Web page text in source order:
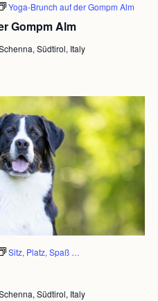
Gompm Alm
Yoga-Brunch auf der Gompm Alm
Südtirol, Italy
Sitz, Platz, Spaß …
Südtirol, Italy